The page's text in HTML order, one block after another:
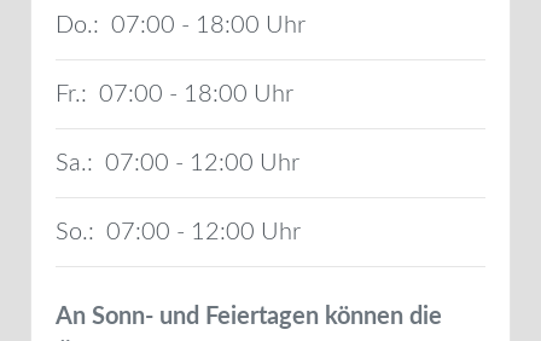
Do.: 07:00 - 18:00
Fr.: 07:00 - 18:00
Sa.: 07:00 - 12:00
So.: 07:00 - 12:00
An Sonn- und Feiertagen können die